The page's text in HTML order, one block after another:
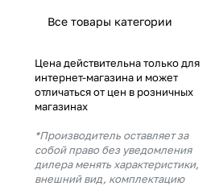
Все товары категории
Цена действительна только для
интернет-магазина и может
отличаться от цен в розничных
магазинах
*Производитель оставляет за
собой право без уведомления
дилера менять характеристики,
внешний вид, комплектацию
% будут
с вашей карты